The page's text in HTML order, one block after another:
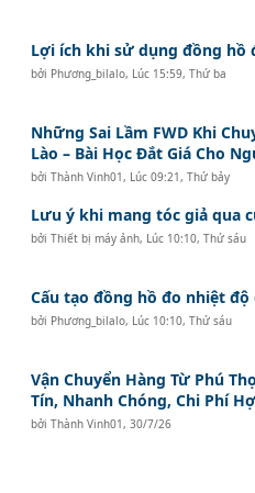
Lợi ích khi sử dụng đồng hồ
bởi Phương_bilalo, Lúc 15:59, Thứ ba
Những Sai Lầm FWD Khi
Lào – Bài Học Đắt Giá Cho
bởiThành Vinh01 , Lúc 09:21, Thứ bảy
Lưu ý khi mang tóc giả qua
bởiThiết bị máy ảnh, Lúc 10:10, Thứ sáu
Cấu tạo đồng hồ đo nhiệt
bởi Phương_bilalo, Lúc 10:10, Thứ sáu
Vận Chuyển Hàng Từ Phú
Tín, Nhanh Chóng, Chi Phí
bởiThành Vinh01 ,30/7/26